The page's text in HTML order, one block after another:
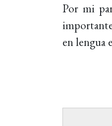
Por mi
en lengua